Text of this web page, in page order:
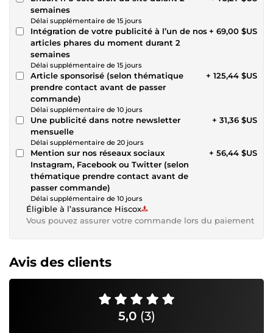
semaines
Délai supplémentaire de 15 jours
Intégration de votre publicité à l’un de nos
articles phares du moment durant 2
semaines
Délai supplémentaire de 15 jours
+ 69,00 $US
Article sponsorisé (selon thématique
prendre contact avant de passer
commande)
Délai supplémentaire de 10 jours
+ 125,44 $US
Une publicité dans notre newsletter
mensuelle
Délai supplémentaire de 20 jours
+ 31,36 $US
Mention sur nos réseaux sociaux
Instagram, Facebook ou Twitter (selon
thématique prendre contact avant de
passer commande)
Délai supplémentaire de 10 jours
+ 56,44 $US
Éligible à l’assurance Hiscox
Vous pouvez assurer votre commande lors du paiement
Avis des clients
5,0 (3)